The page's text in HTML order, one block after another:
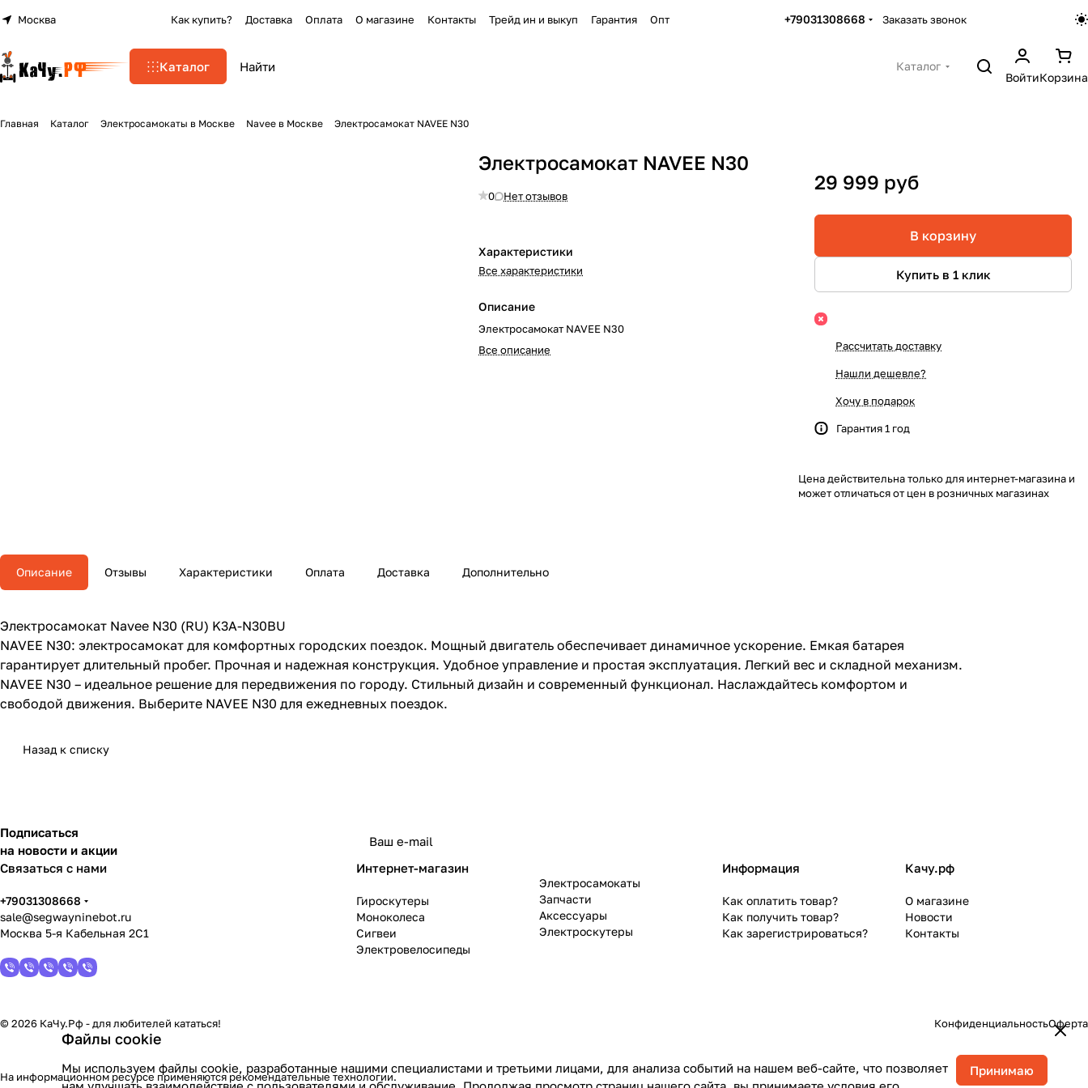
Москва Как купить? Доставка Оплата О магазине Контакты Трейд ин и выкуп Гарантия Опт +79031308668 Заказать звонок
Каталог
Каталог
ВойтиКорзина
Главная Каталог Электросамокаты в Москве Navee в Москве Электросамокат NAVEE N30
Электросамокат NAVEE N30
0 Нет отзывов
Характеристики
Все характеристики
Описание
Электросамокат NAVEE N30
Все описание
29 999 руб
В корзину
Купить в 1 клик
Рассчитать доставку
Нашли дешевле?
Хочу в подарок
Гарантия 1 год
Цена действительна только для интернет-магазина и
может отличаться от цен в розничных магазинах
Описание Отзывы Характеристики Оплата Доставка Дополнительно
Электросамокат Navee N30 (RU) K3A-N30BU
NAVEE N30: электросамокат для комфортных городских поездок. Мощный двигатель обеспечивает динамичное ускорение. Емкая батарея
гарантирует длительный пробег. Прочная и надежная конструкция. Удобное управление и простая эксплуатация. Легкий вес и складной механизм.
NAVEE N30 – идеальное решение для передвижения по городу. Стильный дизайн и современный функционал. Наслаждайтесь комфортом и
свободой движения. Выберите NAVEE N30 для ежедневных поездок.
Назад к списку
Подписаться
на новости и акции
Связаться с нами
+79031308668
sale@segwayninebot.ru
Москва 5-я Кабельная 2С1
Интернет-магазин
Гироскутеры
Моноколеса
Сигвеи
Электровелосипеды
Электросамокаты
Запчасти
Аксессуары
Электроскутеры
Информация
Как оплатить товар?
Как получить товар?
Как зарегистрироваться?
Качу.рф
О магазине
Новости
Контакты
© 2026 КаЧу.Рф - для любителей кататься! КонфиденциальностьОферта
На информационном ресурсе применяютсярекомендательные технологии.
Файлы cookie
Мы используем файлы cookie, разработанные нашими специалистами и третьими лицами, для анализа событий на нашем веб-сайте, что позволяет
Принимаю